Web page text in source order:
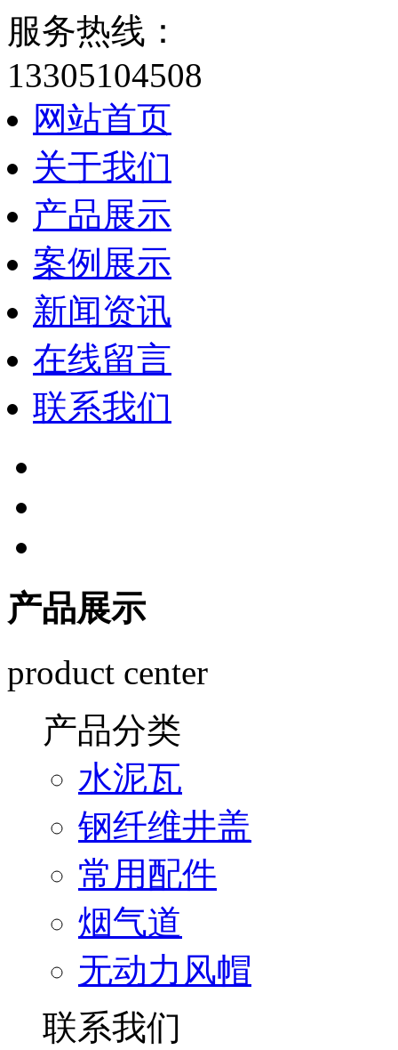
服务热线：
13305104508
网站首页
关于我们
产品展示
案例展示
新闻资讯
在线留言
联系我们
产品展示
product center
产品分类
水泥瓦
钢纤维井盖
常用配件
烟气道
无动力风帽
联系我们